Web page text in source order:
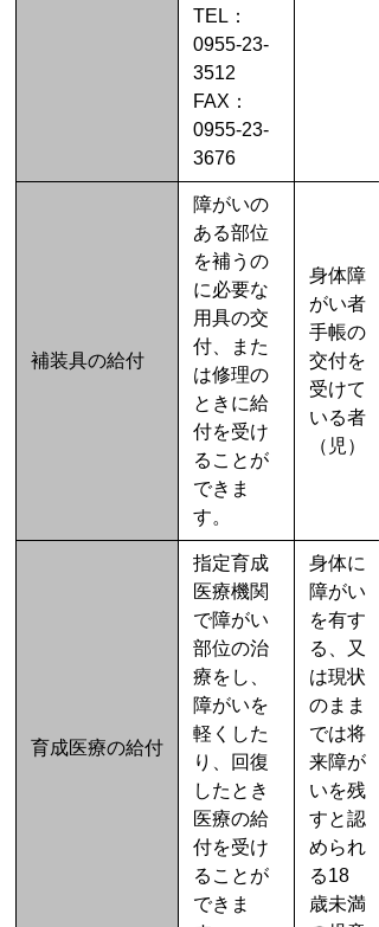
TEL：
0955-23-
3512
FAX：
0955-23-
3676
補装具の給付
障がいの
ある部位
を補うの
に必要な
用具の交
付、また
は修理の
ときに給
付を受け
ることが
できま
す。
身体障
がい者
手帳の
交付を
受けて
いる者
（児）
育成医療の給付
指定育成
医療機関
で障がい
部位の治
療をし、
障がいを
軽くした
り、回復
したとき
医療の給
付を受け
ることが
できま
身体に
障がい
を有す
る、又
は現状
のまま
では将
来障が
いを残
すと認
められ
る18
歳未満